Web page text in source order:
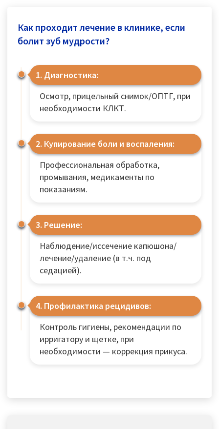
Как проходит лечение в клинике, если
болит зуб мудрости?
1. Диагностика:
Осмотр, прицельный снимок/ОПТГ, при
необходимости КЛКТ.
2. Купирование боли и воспаления:
Профессиональная обработка,
промывания, медикаменты по
показаниям.
3. Решение:
Наблюдение/иссечение капюшона/
лечение/удаление (в т.ч. под
седацией).
4. Профилактика рецидивов:
Контроль гигиены, рекомендации по
ирригатору и щетке, при
необходимости — коррекция прикуса.